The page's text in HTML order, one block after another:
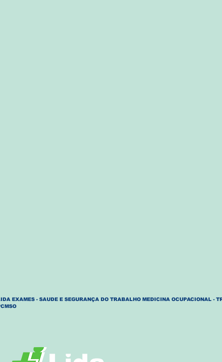
EXAMES - SAUDE E SEGURANÇA DO TRABALHO MEDICINA OCUPACIONAL -